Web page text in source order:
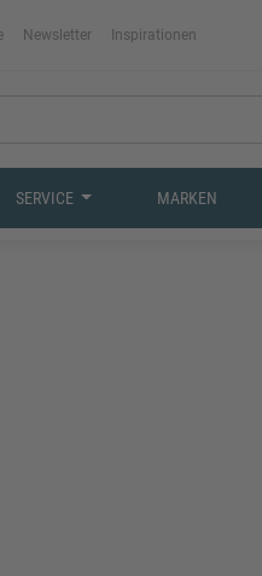
Newsletter Inspirationen
SERVICE MARKEN